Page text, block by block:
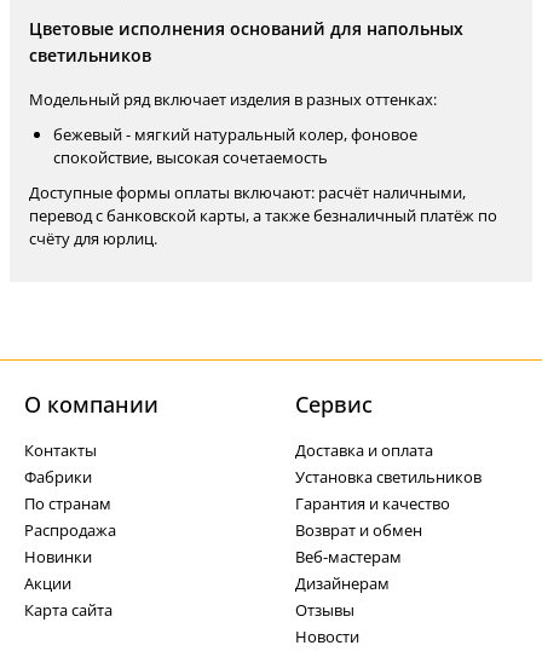
Цветовые исполнения оснований для напольных
светильников
Модельный ряд включает изделия в разных оттенках:
бежевый - мягкий натуральный колер, фоновое
спокойствие, высокая сочетаемость
Доступные формы оплаты включают: расчёт наличными,
перевод с банковской карты, а также безналичный платёж по
счёту для юрлиц.
О компании
Контакты
Фабрики
По странам
Распродажа
Новинки
Акции
Карта сайта
Cервис
Доставка и оплата
Установка светильников
Гарантия и качество
Возврат и обмен
Веб-мастерам
Дизайнерам
Отзывы
Новости